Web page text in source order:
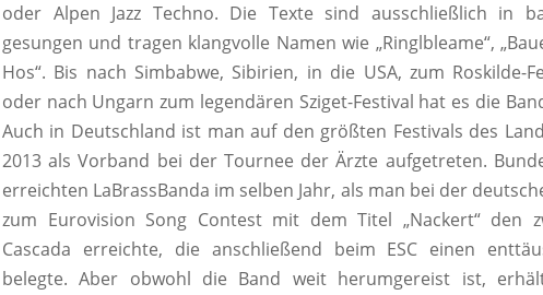
oder Alpen Jazz Techno. Die Texte sind ausschließlich in
gesungen und tragen klangvolle Namen wie „Ringlbleame“,
Hos“. Bis nach Simbabwe, Sibirien, in die USA, zum Roskilde-
oder nach Ungarn zum legendären Sziget-Festival hat es die
Auch in Deutschland ist man auf den größten Festivals des
2013 als Vorband bei der Tournee der Ärzte aufgetreten.
erreichten LaBrassBanda im selben Jahr, als man bei der
zum Eurovision Song Contest mit dem Titel „Nackert“ den
Cascada erreichte, die anschließend beim ESC einen
belegte. Aber obwohl die Band weit herumgereist ist,